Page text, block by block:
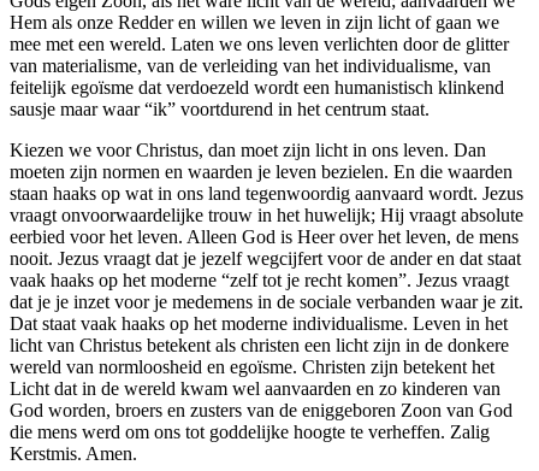
Hem als onze Redder en willen we leven in zijn licht of gaan we
mee met een wereld. Laten we ons leven verlichten door de glitter
van materialisme, van de verleiding van het individualisme, van
feitelijk egoïsme dat verdoezeld wordt een humanistisch klinkend
sausje maar waar “ik” voortdurend in het centrum staat.
Kiezen we voor Christus, dan moet zijn licht in ons leven. Dan
moeten zijn normen en waarden je leven bezielen. En die waarden
staan haaks op wat in ons land tegenwoordig aanvaard wordt. Jezus
vraagt onvoorwaardelijke trouw in het huwelijk; Hij vraagt absolute
eerbied voor het leven. Alleen God is Heer over het leven, de mens
nooit. Jezus vraagt dat je jezelf wegcijfert voor de ander en dat staat
vaak haaks op het moderne “zelf tot je recht komen”. Jezus vraagt
dat je je inzet voor je medemens in de sociale verbanden waar je zit.
Dat staat vaak haaks op het moderne individualisme. Leven in het
licht van Christus betekent als christen een licht zijn in de donkere
wereld van normloosheid en egoïsme. Christen zijn betekent het
Licht dat in de wereld kwam wel aanvaarden en zo kinderen van
God worden, broers en zusters van de eniggeboren Zoon van God
die mens werd om ons tot goddelijke hoogte te verheffen. Zalig
Kerstmis. Amen.